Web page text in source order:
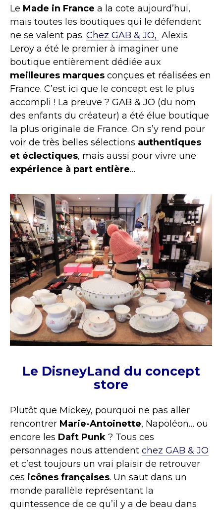
Le Made in France a la cote aujourd’hui,
mais toutes les boutiques qui le défendent
ne se valent pas. Chez GAB & JO, Alexis
Leroy a été le premier à imaginer une
boutique entièrement dédiée aux
meilleures marques conçues et réalisées en
France. C’est ici que le concept est le plus
accompli ! La preuve ? GAB & JO (du nom
des enfants du créateur) a été élue boutique
la plus originale de France. On s’y rend pour
voir de très belles sélections authentiques
et éclectiques, mais aussi pour vivre une
expérience à part entière…
Le DisneyLand du concept
store
Plutôt que Mickey, pourquoi ne pas aller
rencontrer Marie-Antoinette, Napoléon… ou
encore les Daft Punk ? Tous ces
personnages nous attendent chez GAB & JO
et c’est toujours un vrai plaisir de retrouver
ces icônes françaises. Un saut dans un
monde parallèle représentant la
quintessence de ce qu’il y a de beau dans